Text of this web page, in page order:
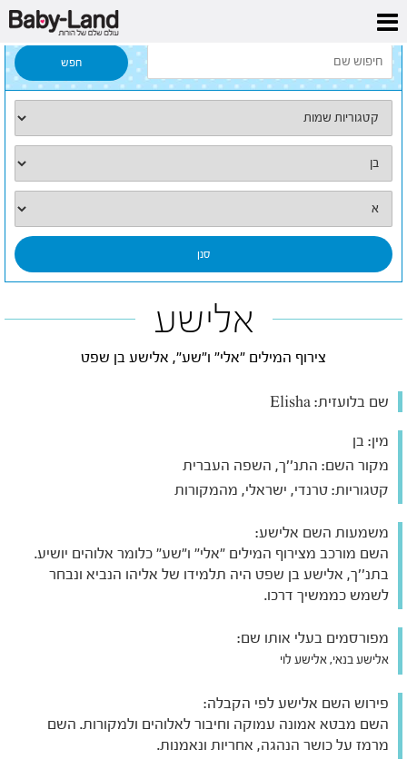
דף הבית
אלישע
צירוף המילים "אלי" ו"שע", אלישע בן שפט
שם בלועזית:
מין: בן
מקור השם: התנ''ך, השפה העברית
קטגוריות: טרנדי, ישראלי, מהמקורות
משמעות השם אלישע:
השם מורכב מצירוף המילים "אלי" ו"שע" כלומר אלוהים יושיע.
בתנ''ך, אלישע בן שפט היה תלמידו של אליהו הנביא ונבחר
לשמש כממשיך דרכו.
מפורסמים בעלי אותו שם:
אלישע בנאי, אלישע לוי
פירוש השם אלישע לפי הקבלה:
השם מבטא אמונה עמוקה וחיבור לאלוהים ולמקורות. השם
מרמז על כושר הנהגה, אחריות ונאמנות.